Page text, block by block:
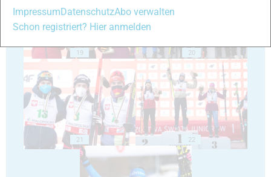
19 20
21 22
ImpressumDatenschutzAbo verwalten
Schon registriert? Hier anmelden